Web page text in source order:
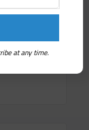
at any time.